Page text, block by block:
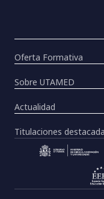
Oferta Formativa
Sobre UTAMED
Actualidad
Titulaciones